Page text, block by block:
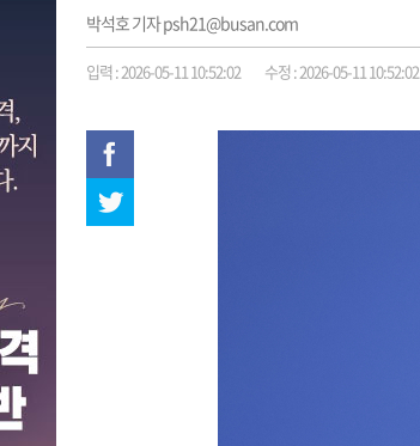
박석호 기자 psh21@busan.com
입력 : 2026-05-11 10:52:02 수정 : 2026-05-11 10:52:02